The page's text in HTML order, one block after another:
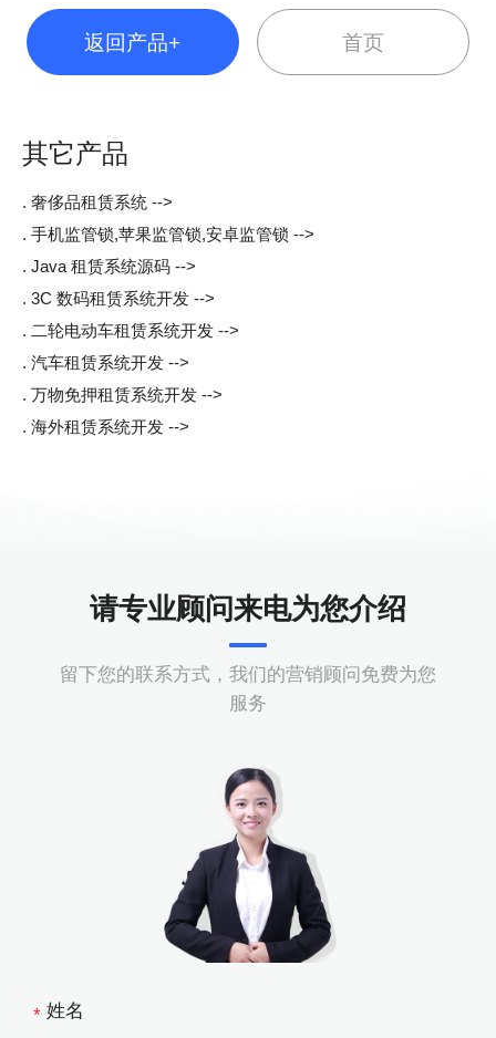
返回产品+ 首页
其它产品
. 奢侈品租赁系统 -->
. 手机监管锁,苹果监管锁,安卓监管锁 -->
. Java 租赁系统源码 -->
. 3C 数码租赁系统开发 -->
. 二轮电动车租赁系统开发 -->
. 汽车租赁系统开发 -->
. 万物免押租赁系统开发 -->
. 海外租赁系统开发 -->
请专业顾问来电为您介绍
留下您的联系方式，我们的营销顾问免费为您
服务
*